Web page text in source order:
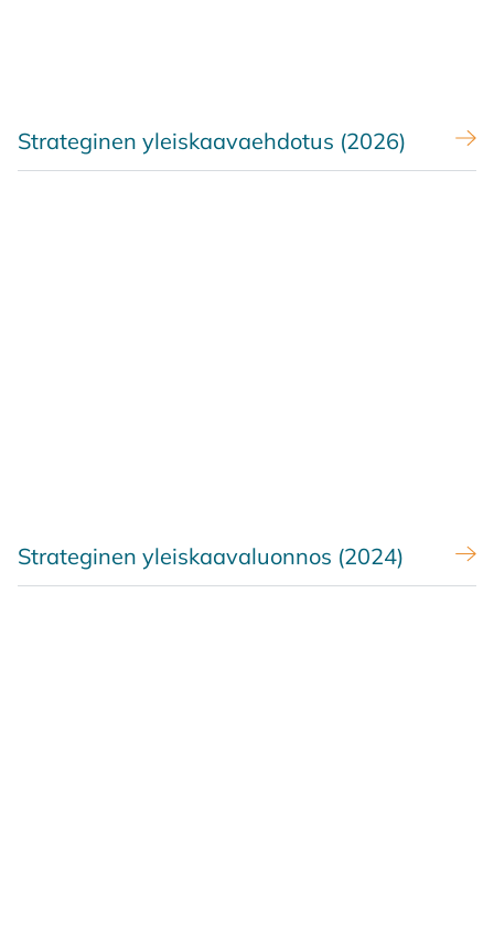
Strateginen yleiskaavaehdotus (2026)
Strateginen yleiskaavaluonnos (2024)